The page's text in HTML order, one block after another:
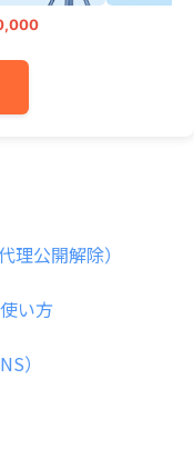
理公開解除）
い方
）